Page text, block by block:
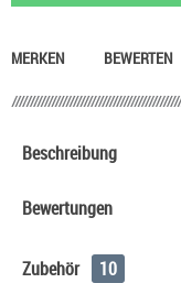
MERKEN
BEWERTEN
Beschreibung
Bewertungen
Zubehör 10